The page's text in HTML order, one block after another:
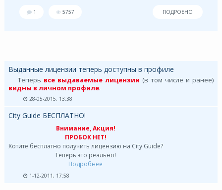
1 5757 ПОДРОБНО
Выданные лицензии теперь доступны в профиле
Теперь все выдаваемые лицензии (в том числе и ранее)
видны в личном профиле.
28-05-2015, 13:38
City Guide БЕСПЛАТНО!
Внимание, Акция!
ПРОБОК НЕТ!
Хотите бесплатно получить лицензию на City Guide?
Теперь это реально!
Подробнее
1-12-2011, 17:58